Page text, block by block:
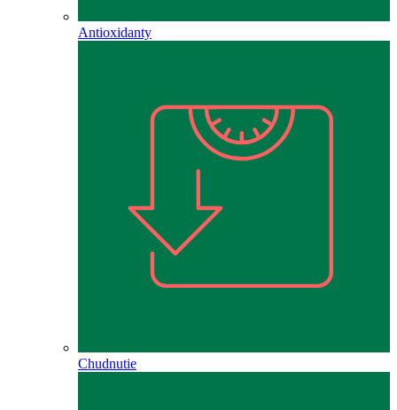
Antioxidanty
Chudnutie